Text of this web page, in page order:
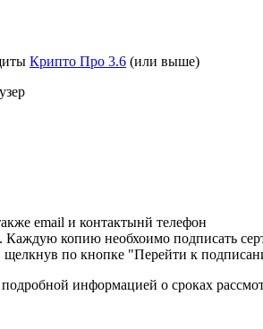
Крипто Про 3.6 (или выше)
email и контактынй телефон
копию необхоимо подписать
щелкнув по кнопке "Перейти к
информацией о сроках